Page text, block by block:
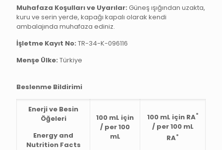
Muhafaza Koşulları ve Uyarılar: Güneş ışığından uzakta,
kuru ve serin yerde, kapağı kapalı olarak kendi
ambalajında muhafaza ediniz.
İşletme Kayıt No: TR-34-K-096116
Menşe Ülke: Türkiye
Beslenme Bildirimi
Enerji ve Besin
Öğeleri
Energy and
Nutrition Facts
100 mL için
/ per 100
mL
100 mL için RA*
/ per 100 mL
RA*